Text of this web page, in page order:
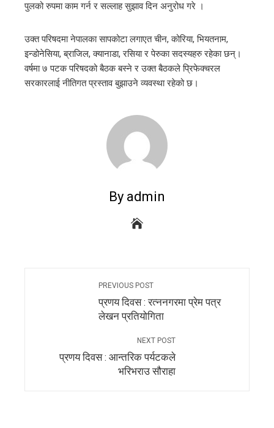
पुलको रुपमा काम गर्न र सल्लाह सुझाव दिन अनुरोध गरे ।
उक्त परिषदमा नेपालका सापकोटा लगाएत चीन, कोरिया, भियतनाम,
इन्डोनेसिया, ब्राजिल, क्यानाडा, रसिया र पेरुका सदस्यहरु रहेका छन्।
वर्षमा ७ पटक परिषदको बैठक बस्ने र उक्त बैठकले प्रिफेक्चरल
सरकारलाई नीतिगत प्रस्ताव बुझाउने व्यवस्था रहेको छ।
By admin
PREVIOUS POST
प्रणय दिवस : रत्ननगरमा प्रेम पत्र
लेखन प्रतियोगिता
NEXT POST
प्रणय दिवस : आन्तरिक पर्यटकले
भरिभराउ सौराहा